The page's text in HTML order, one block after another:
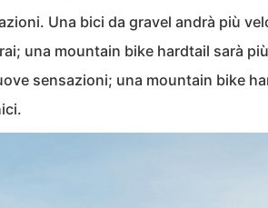
Una bici da gravel andrà più
una mountain bike hardtail sarà
sensazioni; una mountain bike